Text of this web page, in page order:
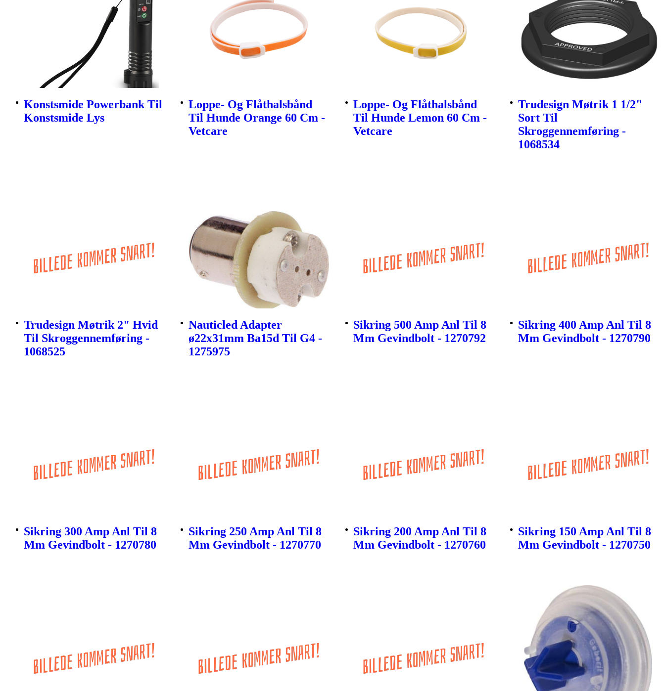
Konstsmide Powerbank Til
Konstsmide Lys
Loppe- Og Flåthalsbånd
Til Hunde Orange 60 Cm -
Vetcare
Loppe- Og Flåthalsbånd
Til Hunde Lemon 60 Cm -
Vetcare
Trudesign Møtrik 1 1/2"
Sort Til
Skroggennemføring -
1068534
Trudesign Møtrik 2" Hvid
Til Skroggennemføring -
1068525
Nauticled Adapter
ø22x31mm Ba15d Til G4 -
1275975
Sikring 500 Amp Anl Til 8
Mm Gevindbolt - 1270792
Sikring 400 Amp Anl Til 8
Mm Gevindbolt - 1270790
Sikring 300 Amp Anl Til 8
Mm Gevindbolt - 1270780
Sikring 250 Amp Anl Til 8
Mm Gevindbolt - 1270770
Sikring 200 Amp Anl Til 8
Mm Gevindbolt - 1270760
Sikring 150 Amp Anl Til 8
Mm Gevindbolt - 1270750